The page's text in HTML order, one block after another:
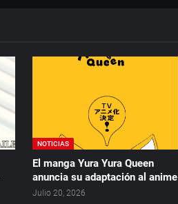
NOTICIAS
El manga Yura Yura Queen
anuncia su adaptación al anime
Julio 20, 2026